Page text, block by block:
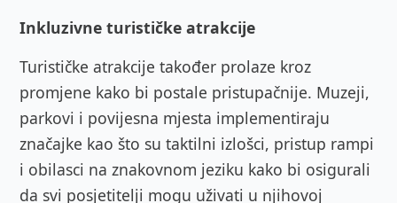
Inkluzivne turističke atrakcije
Turističke atrakcije također prolaze kroz
promjene kako bi postale pristupačnije. Muzeji,
parkovi i povijesna mjesta implementiraju
značajke kao što su taktilni izlošci, pristup rampi
i obilasci na znakovnom jeziku kako bi osigurali
da svi posjetitelji mogu uživati u njihovoj